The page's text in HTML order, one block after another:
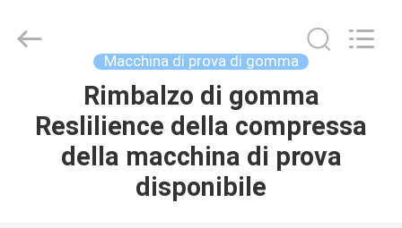
PRODOTTI
Instrument
Technology
Macchina di prova di gomma
Rimbalzo di gomma
Reslilience della compressa
della macchina di prova
disponibile